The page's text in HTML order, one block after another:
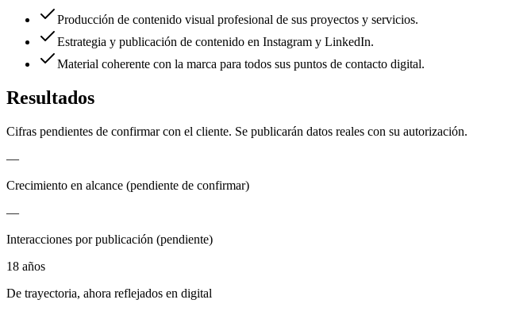
Producción de contenido visual profesional de sus proyectos y servicios.
Estrategia y publicación de contenido en Instagram y LinkedIn.
Material coherente con la marca para todos sus puntos de contacto digital.
Resultados
Cifras pendientes de confirmar con el cliente. Se publicarán datos reales con su autorización.
—
Crecimiento en alcance (pendiente de confirmar)
—
Interacciones por publicación (pendiente)
18 años
De trayectoria, ahora reflejados en digital